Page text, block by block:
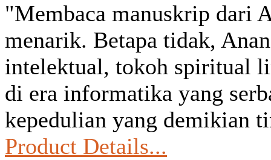
"Membaca manuskrip dari
menarik. Betapa tidak,
intelektual, tokoh spiritual
di era informatika yang
kepedulian yang demikian
Product Details...